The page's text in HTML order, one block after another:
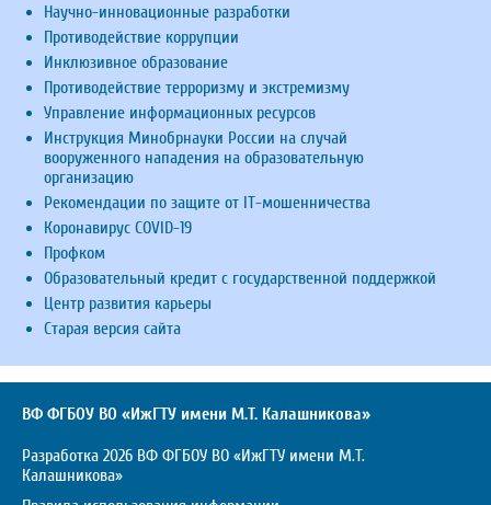
Научно-инновационные разработки
Противодействие коррупции
Инклюзивное образование
Противодействие терроризму и экстремизму
Управление информационных ресурсов
Инструкция Минобрнауки России на случай
вооруженного нападения на образовательную
организацию
Рекомендации по защите от IT-мошенничества
Коронавирус COVID-19
Профком
Образовательный кредит с государственной поддержкой
Центр развития карьеры
Старая версия сайта
ВФ ФГБОУ ВО «ИжГТУ имени М.Т. Калашникова»
Разработка 2026 ВФ ФГБОУ ВО «ИжГТУ имени М.Т.
Калашникова»